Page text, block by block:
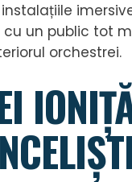
un public tot
orchestrei.